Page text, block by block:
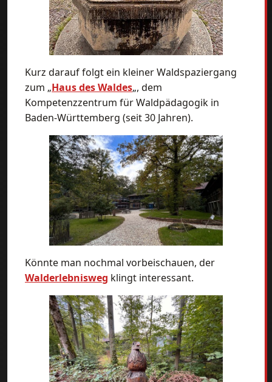
Kurz darauf folgt ein kleiner Waldspaziergang
zum „Haus des Waldes„, dem
Kompetenzzentrum für Waldpädagogik in
Baden-Württemberg (seit 30 Jahren).
Könnte man nochmal vorbeischauen, der
Walderlebnisweg klingt interessant.